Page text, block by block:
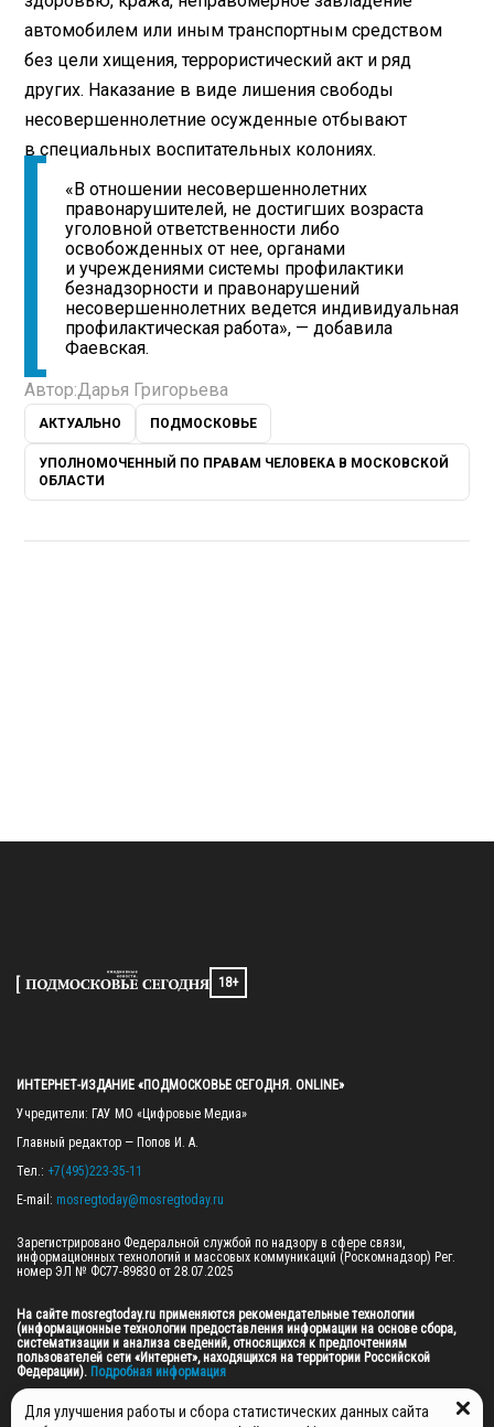
автомобилем или иным транспортным средством
без цели хищения, террористический акт и ряд
других. Наказание в виде лишения свободы
несовершеннолетние осужденные отбывают
в специальных воспитательных колониях.
«В отношении несовершеннолетних
правонарушителей, не достигших возраста
уголовной ответственности либо
освобожденных от нее, органами
и учреждениями системы профилактики
безнадзорности и правонарушений
несовершеннолетних ведется индивидуальная
профилактическая работа», — добавила
Фаевская.
Автор:Дарья Григорьева
АКТУАЛЬНО ПОДМОСКОВЬЕ
УПОЛНОМОЧЕННЫЙ ПО ПРАВАМ ЧЕЛОВЕКА В МОСКОВСКОЙ
ОБЛАСТИ
18+
ИНТЕРНЕТ-ИЗДАНИЕ «ПОДМОСКОВЬЕ СЕГОДНЯ. ONLINE»
Учредители: ГАУ МО «Цифровые Медиа»
Главный редактор — Попов И. А.
Тел.: +7(495)223-35-11
E-mail: mosregtoday@mosregtoday.ru
Зарегистрировано Федеральной службой по надзору в сфере связи,
информационных технологий и массовых коммуникаций (Роскомнадзор) Рег.
номер ЭЛ № ФС77-89830 от 28.07.2025
На сайте mosregtoday.ru применяются рекомендательные технологии
(информационные технологии предоставления информации на основе сбора,
систематизации и анализа сведений, относящихся к предпочтениям
пользователей сети «Интернет», находящихся на территории Российской
Федерации). Подробная информация
© 2026 ПРАВА НА ВСЕ МАТЕРИАЛЫ САЙТА ПРИНАДЛЕЖАТ ГАУ МО "ЦИФРОВЫЕ
МЕДИА" (ОГРН: 1255000059467).
Для улучшения работы и сбора статистических данных сайта